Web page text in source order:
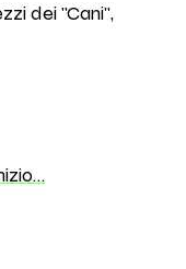
dei "Cani",